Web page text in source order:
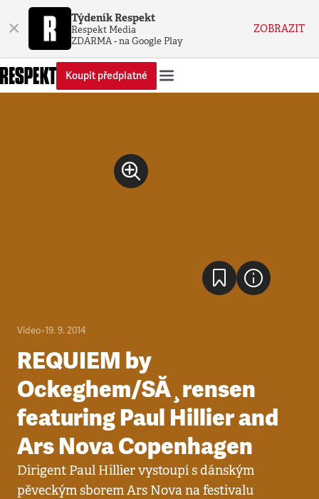
× Týdeník Respekt
Respekt Media
ZDARMA - na Google Play
ZOBRAZIT
Koupit předplatné
Video•19. 9. 2014
REQUIEM by
Ockeghem/SĂ¸rensen
featuring Paul Hillier and
Ars Nova Copenhagen
Dirigent Paul Hillier vystoupí s dánským
pěveckým sborem Ars Nova na festivalu